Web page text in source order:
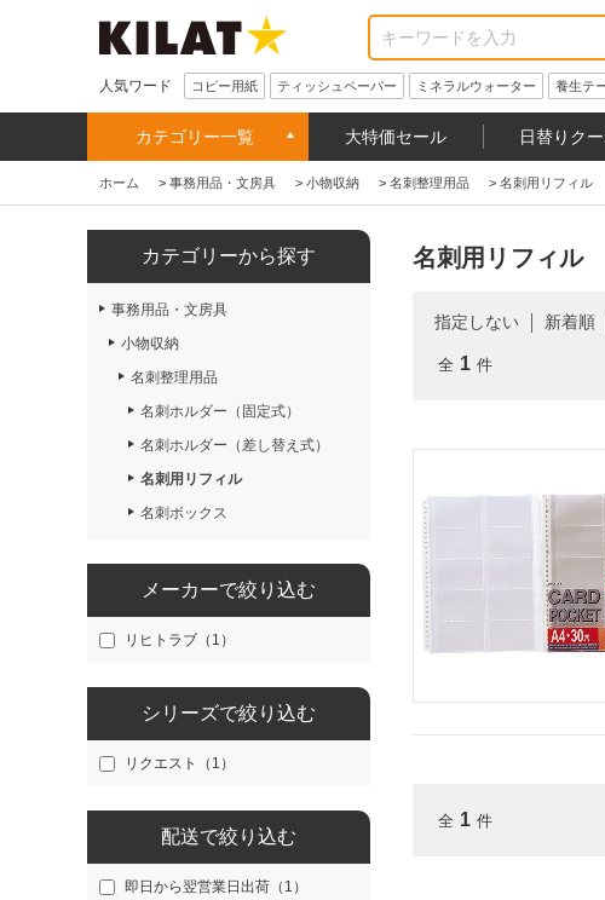
人気ワード コピー用紙 ティッシュペーパー ミネラルウォーター 養生テ
カテゴリー一覧 大特価セール 日替りク
ホーム > 事務用品・文房具 > 小物収納 > 名刺整理用品 > 名刺用リフィル
カテゴリーから探す
事務用品・文房具
小物収納
名刺整理用品
名刺ホルダー（固定式）
名刺ホルダー（差し替え式）
名刺用リフィル
名刺ボックス
メーカーで絞り込む
リヒトラブ（1）
シリーズで絞り込む
リクエスト（1）
配送で絞り込む
即日から翌営業日出荷（1）
名刺用リフィル
指定しない 新着順
全 1 件
全 1 件